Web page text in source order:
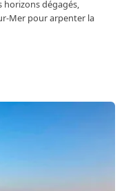
horizons dégagés,
Mer pour arpenter la